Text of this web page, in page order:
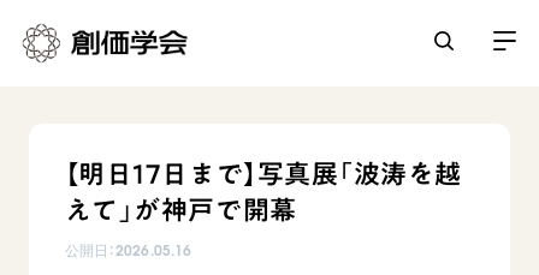
人間革命
日常の活動
【明日17日まで】写真展「波涛を越
えて」が神戸で開幕
公開日：2026.05.16